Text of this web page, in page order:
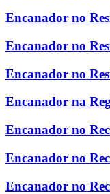
Encanador no
Encanador no
Encanador no
Encanador na
Encanador no
Encanador no
Encanador no